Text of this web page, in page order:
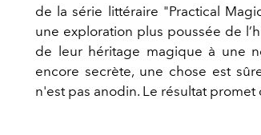
de la série littéraire "Practical
une exploration plus poussée de
de leur héritage magique à une
encore secrète, une chose est
n'est pas anodin. Le résultat promet